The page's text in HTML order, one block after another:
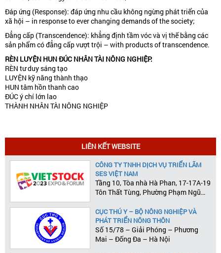
Đáp ứng (Response): đáp ứng nhu cầu không ngừng phát triển của
xã hội – in response to ever changing demands of the society;
Đẳng cấp (Transcendence): khẳng định tầm vóc và vị thế bằng các
sản phẩm có đẳng cấp vượt trội – with products of transcendence.
RÈN LUYỆN HUN ĐÚC NHÂN TÀI NÔNG NGHIỆP:
RÈN tư duy sáng tạo
LUYỆN kỹ năng thành thạo
HUN tâm hồn thanh cao
ĐÚC ý chí lớn lao
THÀNH NHÂN TÀI NÔNG NGHIỆP
LIÊN KẾT WEBSITE
CÔNG TY TNHH DỊCH VỤ TRIỂN LÃM
SES VIỆT NAM
Tầng 10, Tòa nhà Hà Phan, 17-17A-19
Tôn Thất Tùng, Phường Phạm Ngũ
CỤC THÚ Y – BỘ NÔNG NGHIỆP VÀ
PHÁT TRIỂN NÔNG THÔN
Số 15/78 – Giải Phóng – Phương
Mai – Đống Đa – Hà Nội